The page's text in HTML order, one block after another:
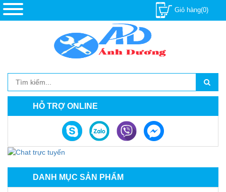
Giỏ hàng(0)
HỖ TRỢ ONLINE
DANH MỤC SẢN PHẨM